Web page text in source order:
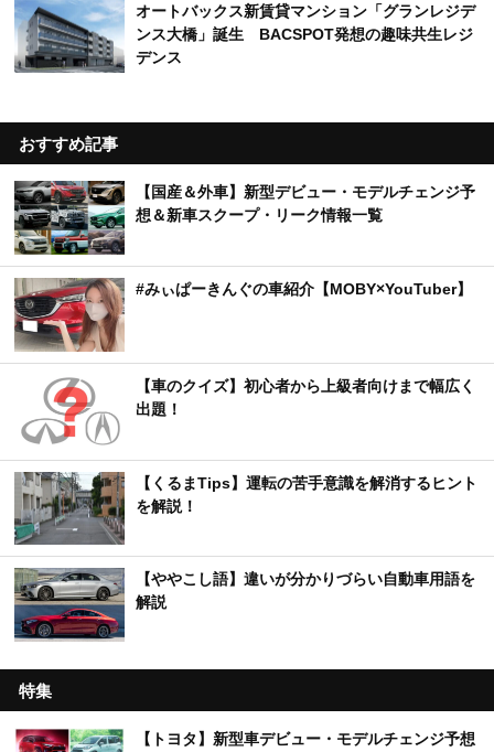
オートバックス新賃貸マンション「グランレジデ
ンス大橋」誕生 BACSPOT発想の趣味共生レジ
デンス
おすすめ記事
【国産＆外車】新型デビュー・モデルチェンジ予
想＆新車スクープ・リーク情報一覧
#みぃぱーきんぐの車紹介【MOBY×YouTuber】
【車のクイズ】初心者から上級者向けまで幅広く
出題！
【くるまTips】運転の苦手意識を解消するヒント
を解説！
【ややこし語】違いが分かりづらい自動車用語を
解説
特集
【トヨタ】新型車デビュー・モデルチェンジ予想